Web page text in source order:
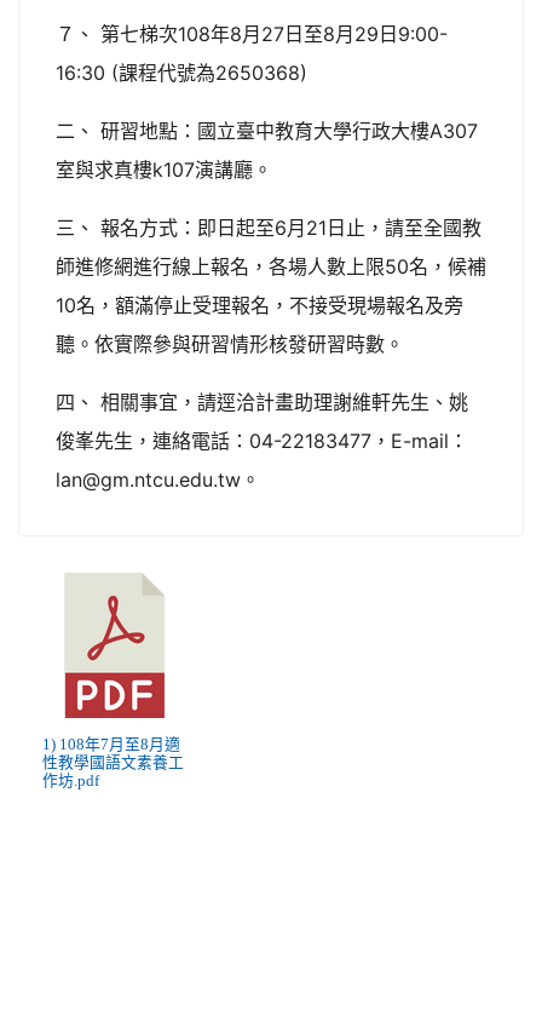
７、 第七梯次108年8月27日至8月29日9:00-
16:30 (課程代號為2650368)
二、 研習地點：國立臺中教育大學行政大樓A307
室與求真樓k107演講廳。
三、 報名方式：即日起至6月21日止，請至全國教
師進修網進行線上報名，各場人數上限50名，候補
10名，額滿停止受理報名，不接受現場報名及旁
聽。依實際參與研習情形核發研習時數。
四、 相關事宜，請逕洽計畫助理謝維軒先生、姚
俊峯先生，連絡電話：04-22183477，E-mail：
lan@gm.ntcu.edu.tw。
1) 108年7月至8月適
性教學國語文素養工
作坊.pdf